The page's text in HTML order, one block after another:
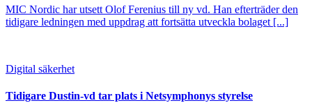
MIC Nordic har utsett Olof Ferenius till ny vd. Han efterträder den
tidigare ledningen med uppdrag att fortsätta utveckla bolaget [...]
Digital säkerhet
Tidigare Dustin-vd tar plats i Netsymphonys styrelse